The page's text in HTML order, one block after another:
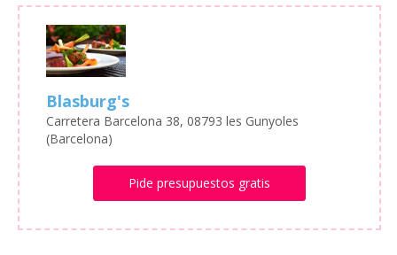
Blasburg's
Carretera Barcelona 38, 08793 les Gunyoles
(Barcelona)
Pide presupuestos gratis